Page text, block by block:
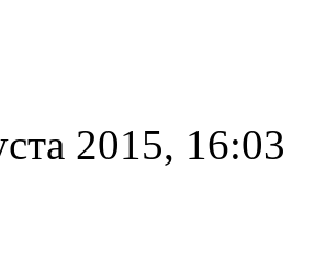
2015, 16:03